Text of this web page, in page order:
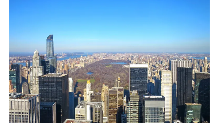
IN
DIE
GLÜCKSSPIEL-
METROPOLE